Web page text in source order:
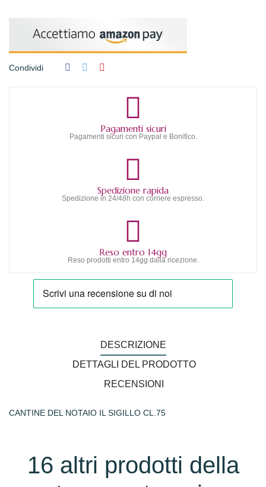
Condividi
Pagamenti sicuri
Pagamenti sicuri con Paypal e Bonifico.
Spedizione rapida
Spedizione in 24/48h con corriere espresso.
Reso entro 14gg
Reso prodotti entro 14gg dalla ricezione.
DESCRIZIONE
DETTAGLI DEL PRODOTTO
RECENSIONI
CANTINE DEL NOTAIO IL SIGILLO CL.75
16 altri prodotti della